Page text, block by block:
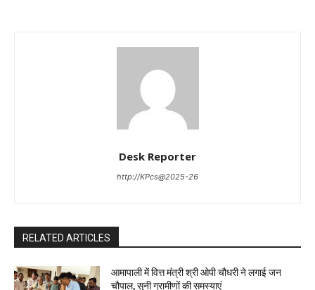
Desk Reporter
http://KPcs@2025-26
RELATED ARTICLES
आमापाली में वित्त मंत्री श्री ओपी चौधरी ने लगाई जन
चौपाल, सुनी ग्रामीणों की समस्याएं